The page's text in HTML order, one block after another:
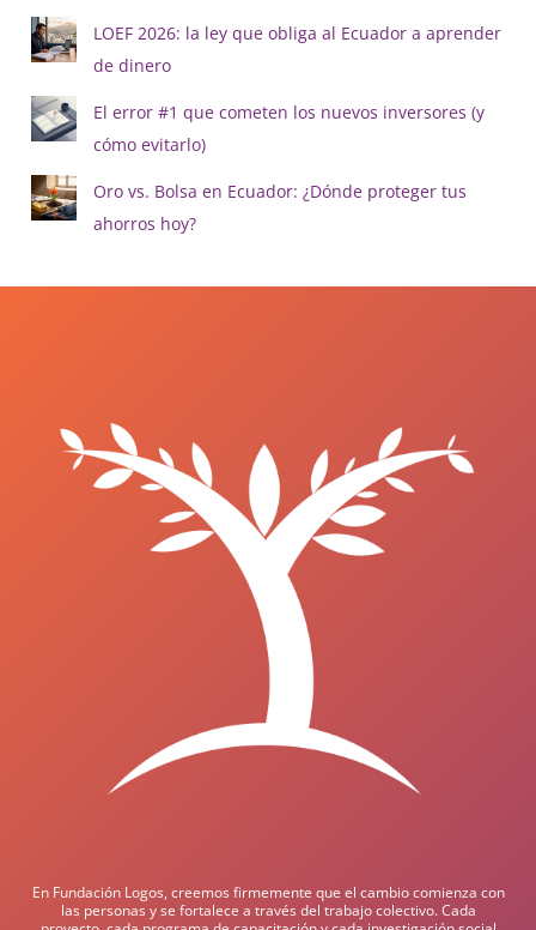
LOEF 2026: la ley que obliga al Ecuador a aprender
de dinero
El error #1 que cometen los nuevos inversores (y
cómo evitarlo)
Oro vs. Bolsa en Ecuador: ¿Dónde proteger tus
ahorros hoy?
En Fundación Logos, creemos firmemente que el cambio comienza con
las personas y se fortalece a través del trabajo colectivo. Cada